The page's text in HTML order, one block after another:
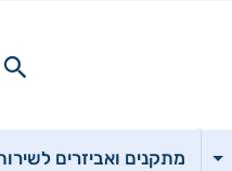
מתקנים ואביזרים